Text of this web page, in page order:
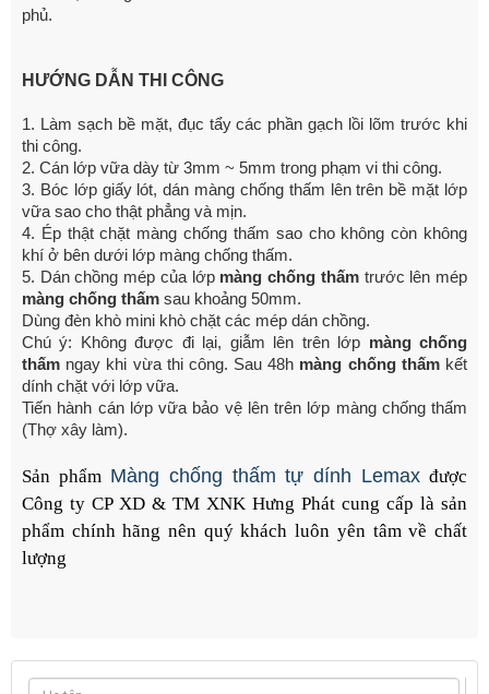
phủ.
HƯỚNG DẪN THI CÔNG
1. Làm sạch bề mặt, đục tẩy các phần gạch lồi lõm trước khi
thi công.
2. Cán lớp vữa dày từ 3mm ~ 5mm trong phạm vi thi công.
3. Bóc lớp giấy lót, dán màng chống thấm lên trên bề mặt lớp
vữa sao cho thật phẳng và mịn.
4. Ép thật chặt màng chống thấm sao cho không còn không
khí ở bên dưới lớp màng chống thấm.
5. Dán chồng mép của lớp màng chống thấmtrước lên mép
màng chống thấm sau khoảng 50mm.
Dùng đèn khò mini khò chặt các mép dán chồng.
Chú ý: Không được đi lại, giẫm lên trên lớp màng chống
thấm ngay khi vừa thi công. Sau 48h màng chống thấmkết
dính chặt với lớp vữa.
Tiến hành cán lớp vữa bảo vệ lên trên lớp màng chống thấm
(Thợ xây làm).
Sản phẩm Màng chống thấm tự dính Lemax được
Công ty CP XD & TM XNK Hưng Phát cung cấp là sản
phẩm chính hãng nên quý khách luôn yên tâm về chất
lượng